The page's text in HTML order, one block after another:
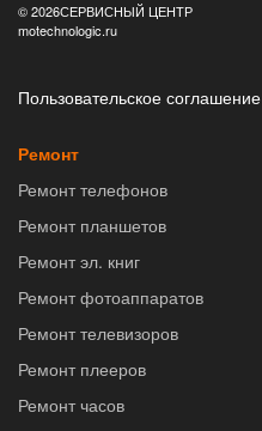
© 2026СЕРВИСНЫЙ ЦЕНТР
motechnologic.ru
Пользовательское соглашение
Ремонт
Ремонт телефонов
Ремонт планшетов
Ремонт эл. книг
Ремонт фотоаппаратов
Ремонт телевизоров
Ремонт плееров
Ремонт часов